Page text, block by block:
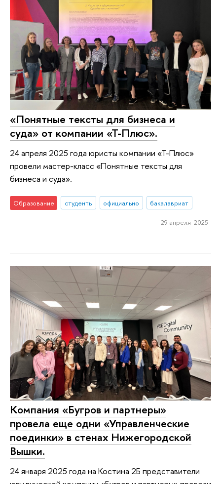
«Понятные тексты для бизнеса и
суда» от компании «Т-Плюс».
24 апреля 2025 года юристы компании «Т-Плюс»
провели мастер-класс «Понятные тексты для
бизнеса и суда».
Образование студенты официально бакалавриат
29 апреля 2025
Компания «Бугров и партнеры»
провела еще одни «Управленческие
поединки» в стенах Нижегородской
Вышки.
24 января 2025 года на Костина 2Б представители